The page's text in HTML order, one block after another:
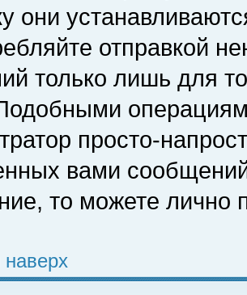
они
отправкой
только лишь для
просто-
вами
то можете лично
наверх